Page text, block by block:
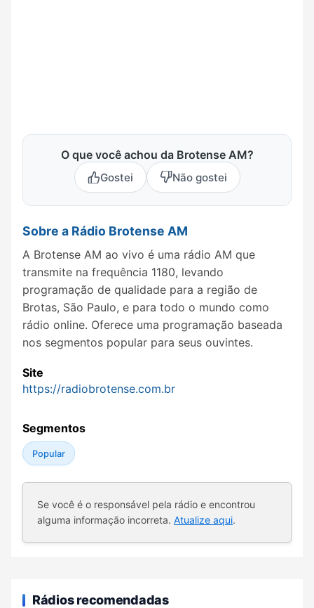
O que você achou da Brotense AM?
Gostei Não gostei
Sobre a Rádio Brotense AM
A Brotense AM ao vivo é uma rádio AM que
transmite na frequência 1180, levando
programação de qualidade para a região de
Brotas, São Paulo, e para todo o mundo como
rádio online. Oferece uma programação baseada
nos segmentos popular para seus ouvintes.
Site
https://radiobrotense.com.br
Segmentos
Popular
Se você é o responsável pela rádio e encontrou
alguma informação incorreta. Atualize aqui.
Rádios recomendadas